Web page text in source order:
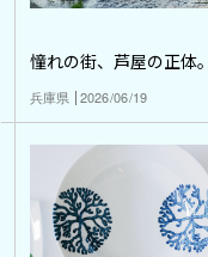
憧れの街、芦屋の正体。
兵庫県 2026/06/19